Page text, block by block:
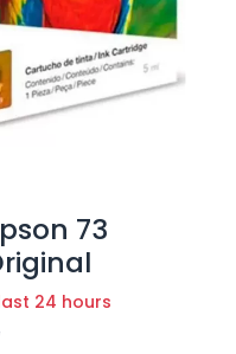
73
24 hours